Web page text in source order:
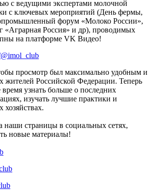
с ведущими экспертами молочной
с ключевых мероприятий (День фермы,
форум «Молоко России»,
«Аграрная Россия» и др), проводимых
на платформе VK Видео!
просмотр был максимально удобным и
жителей Российской Федерации. Теперь
узнать больше о последних
изучать лучшие практики и
хозяйствах.
наши страницы в социальных сетях,
новые материалы!